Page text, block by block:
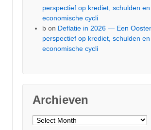
perspectief op krediet, schulden en
economische cycli
b on Deflatie in 2026 — Een
perspectief op krediet, schulden en
economische cycli
Archieven
Archieven